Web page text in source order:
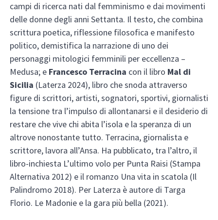
campi di ricerca nati dal femminismo e dai movimenti
delle donne degli anni Settanta. Il testo, che combina
scrittura poetica, riflessione filosofica e manifesto
politico, demistifica la narrazione di uno dei
personaggi mitologici femminili per eccellenza –
Medusa; e Francesco Terracina con il libro Mal di
Sicilia (Laterza 2024), libro che snoda attraverso
figure di scrittori, artisti, sognatori, sportivi, giornalisti
la tensione tra l’impulso di allontanarsi e il desiderio di
restare che vive chi abita l’isola e la speranza di un
altrove nonostante tutto. Terracina, giornalista e
scrittore, lavora all’Ansa. Ha pubblicato, tra l’altro, il
libro-inchiesta L’ultimo volo per Punta Raisi (Stampa
Alternativa 2012) e il romanzo Una vita in scatola (Il
Palindromo 2018). Per Laterza è autore di Targa
Florio. Le Madonie e la gara più bella (2021).